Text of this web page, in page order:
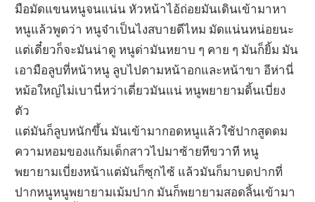
มือมัดแขนหนูจนแน่น หัวหน้าไอ้ถ่อยมันเดินเข้ามาหา
หนูแล้วพูดว่า หนูจ๋าเป็นไงสบายดีไหม มัดแน่นหน่อยนะ
แต่เดี๋ยวก็จะมันน่าดู หนูด่ามันหยาบ ๆ คาย ๆ มันก็ยิ้ม มัน
เอามือลูบที่หน้าหนู ลูบไปตามหน้าอกและหน้าขา อีห่านี่
หม้อใหญ่ไม่เบานี่หว่าเดี่ยวมันแน่ หนูพยายามดิ้นเบี่ยง
ตัว
แต่มันก็ลูบหนักขึ้น มันเข้ามากอดหนูแล้วใช้ปากสูดดม
ความหอมของแก้มเด็กสาวไปมาซ้ายทีขวาที หนู
พยายามเบี่ยงหน้าแต่มันก็ซุกไซ้ แล้วมันก็มาบดปากที่
ปากหนูหนูพยายามเม้มปาก มันก็พยายามสอดลิ้นเข้ามา